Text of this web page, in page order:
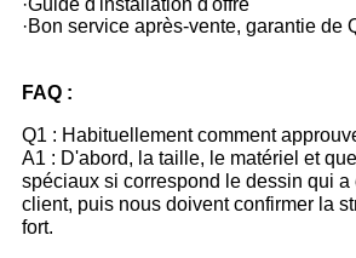
·Guide d'installation d'offre
·Bon service après-vente, garantie de
FAQ :
Q1 : Habituellement comment
A1 : D'abord, la taille, le matériel et
spéciaux si correspond le dessin qui a
client, puis nous doivent confirmer la
fort.